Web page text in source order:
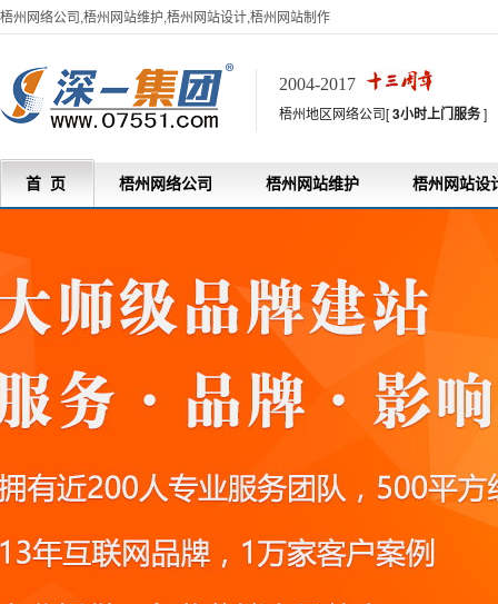
梧州网络公司,梧州网站维护,梧州网站设计,梧州网站制作
2004-2017
梧州地区网络公司[3小时上门服务]
首 页 梧州网络公司 梧州网站维护 梧州网站设